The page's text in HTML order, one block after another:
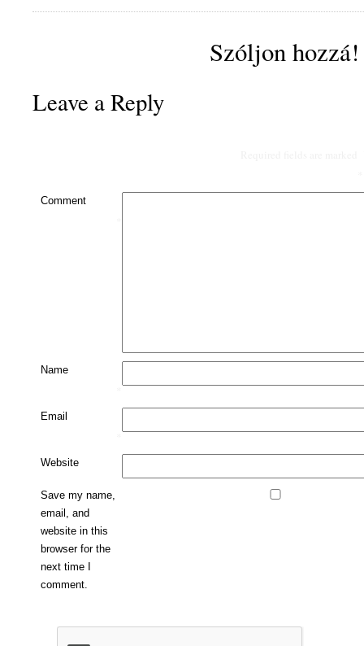
Szóljon hozzá!
Leave a Reply
Comment
Name
Email
Website
Save my name,
email, and
website in this
browser for the
next time I
comment.